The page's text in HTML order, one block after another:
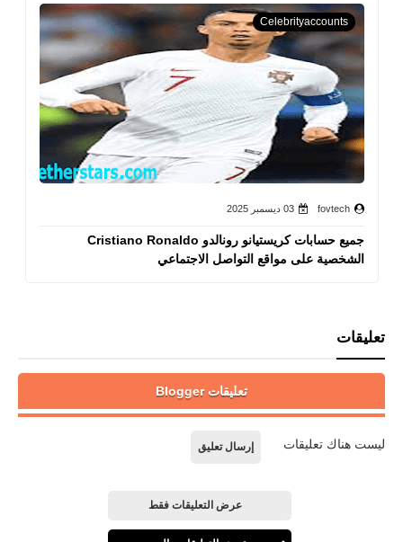
Celebrityaccounts
fovtech 03 ديسمبر 2025
جميع حسابات كريستيانو رونالدو Cristiano Ronaldo
الشخصية على مواقع التواصل الاجتماعي
تعليقات
تعليقات Blogger
ليست هناك تعليقات إرسال تعليق
عرض التعليقات فقط